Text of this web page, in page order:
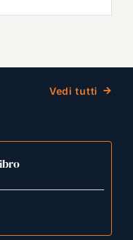
Vedi tutti